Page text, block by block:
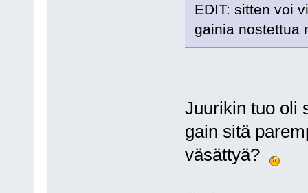
EDIT: sitten voi
gainia nostettua
Juurikin tuo oli
gain sitä
väsättyä?